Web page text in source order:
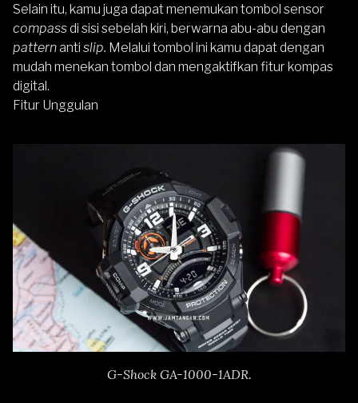
Selain itu, kamu juga dapat menemukan tombol sensor
compassdi sisi sebelah kiri, berwarna abu-abu dengan
patternanti slip. Melalui tombol ini kamu dapat dengan
mudah menekan tombol dan mengaktifkan fitur kompas
digital.
Fitur Unggulan
G-Shock GA-1000-1ADR.